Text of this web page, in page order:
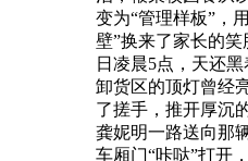
变为“管理样板”，
壁”换来了家长的笑
日凌晨5点，天还
卸货区的顶灯曾经
了搓手，推开厚沉
龚妮明一路送向那
车厢门“咔哒”打开